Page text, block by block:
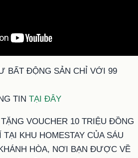
BẤT ĐỘNG SẢN CHỈ VỚI 99
TIN TẠI ĐÂY
VOUCHER 10 TRIỆU ĐỒNG
KHU HOMESTAY CỦA SÁU
HÒA, NƠI BẠN ĐƯỢC VỀ